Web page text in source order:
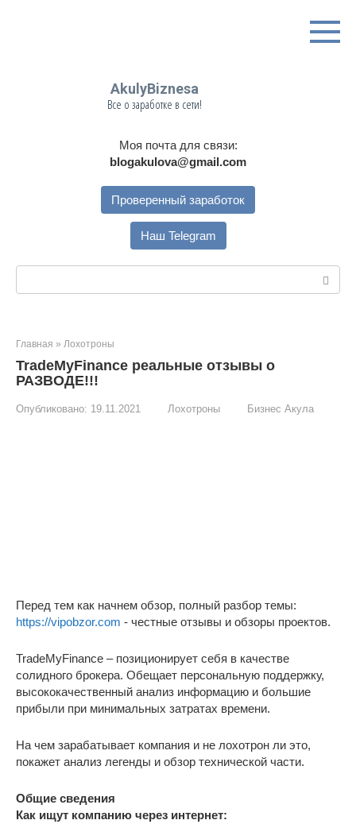
AkulyBiznesa
Все о заработке в сети!
Моя почта для связи:
blogakulova@gmail.com
Проверенный заработок
Наш Telegram
Главная » Лохотроны
TradeMyFinance реальные отзывы о
РАЗВОДЕ!!!
Опубликовано: 19.11.2021 Лохотроны Бизнес Акула
Перед тем как начнем обзор, полный разбор темы:
https://vipobzor.com - честные отзывы и обзоры проектов.
TradeMyFinance – позиционирует себя в качестве
солидного брокера. Обещает персональную поддержку,
высококачественный анализ информацию и большие
прибыли при минимальных затратах времени.
На чем зарабатывает компания и не лохотрон ли это,
покажет анализ легенды и обзор технической части.
Общие сведения
Как ищут компанию через интернет: